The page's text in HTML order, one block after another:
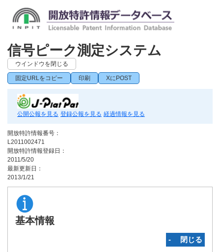
信号ピーク測定システム
ウインドウを閉じる
固定URLをコピー 印刷 XにPOST
公開公報を見る 登録公報を見る 経過情報を見る
開放特許情報番号：
L2011002471
開放特許情報登録日：
2011/5/20
最新更新日：
2013/1/21
基本情報
‐ 閉じる